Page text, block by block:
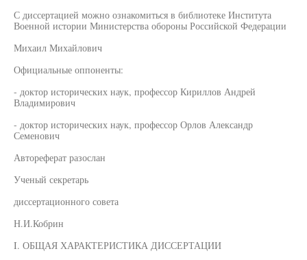
С диссертацией можно ознакомиться в библиотеке Института
Военной истории Министерства обороны Российской Федерации
Михаил Михайлович
Официальные оппоненты:
- доктор исторических наук, профессор Кириллов Андрей
Владимирович
- доктор исторических наук, профессор Орлов Александр
Семенович
Автореферат разослан
Ученый секретарь
диссертационного совета
Н.И.Кобрин
I. ОБЩАЯ ХАРАКТЕРИСТИКА ДИССЕРТАЦИИ